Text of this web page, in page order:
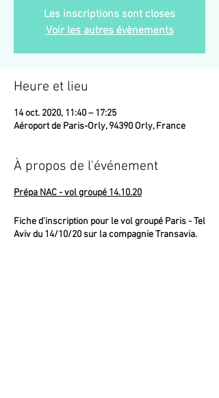
Les inscriptions sont closes
Voir les autres évènements
Heure et lieu
14 oct. 2020, 11:40 – 17:25
Aéroport de Paris-Orly, 94390 Orly, France
À propos de l'événement
Prépa NAC - vol groupé 14.10.20
Fiche d'inscription pour le vol groupé Paris - Tel
Aviv du 14/10/20 sur la compagnie Transavia.